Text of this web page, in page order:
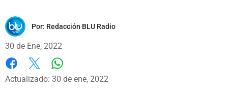
Por: Redacción BLU Radio
30 de Ene, 2022
Facebook
X
Actualizado: 30 de ene, 2022